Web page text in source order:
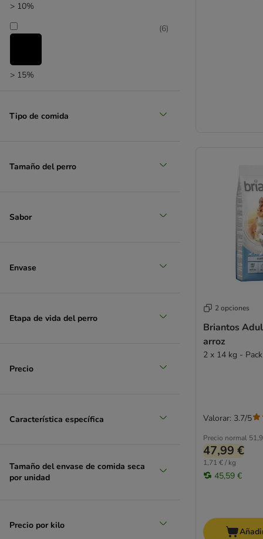
zooplus selección
> 10%
> 15%
(6)
Tipo de comida
Tamaño del perro
Sabor
Envase
Etapa de vida del perro
Precio
Característica específica
Tamaño del envase de comida seca
por unidad
Precio por kilo
2 opciones
Briantos
arroz
2 x 14 kg -
Precio normal
47,99 €
1,71 € / kg
45,59 €
Valorar: 3.7/5